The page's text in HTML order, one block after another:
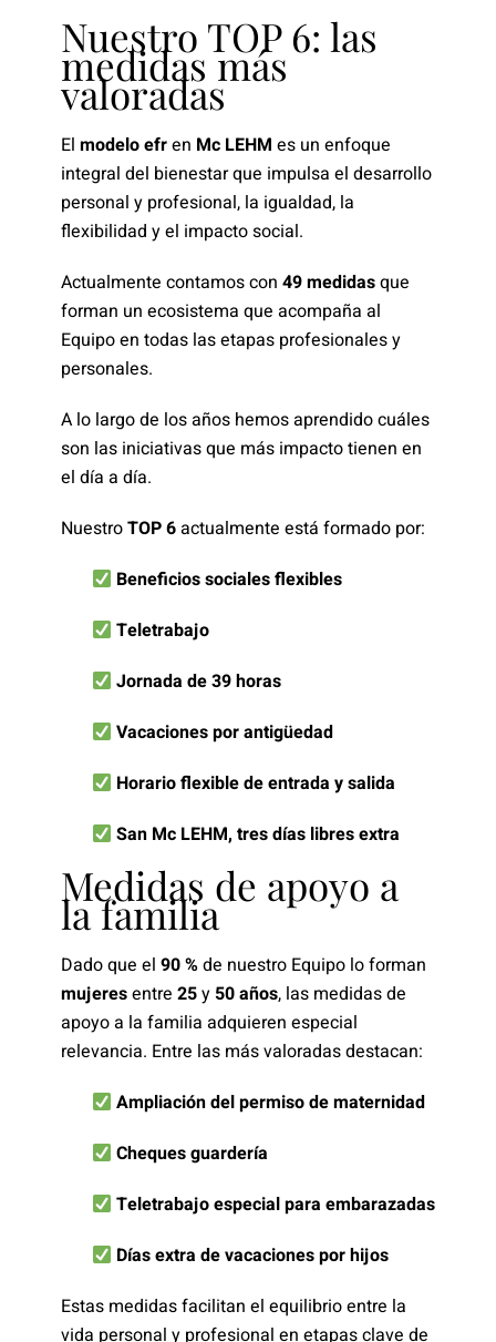
Nuestro TOP 6: las
medidas más
valoradas
El modelo efren Mc LEHM es un enfoque
integral del bienestar que impulsa el desarrollo
personal y profesional, la igualdad, la
flexibilidad y el impacto social.
Actualmente contamos con 49 medidasque
forman un ecosistema que acompaña al
Equipo en todas las etapas profesionales y
personales.
A lo largo de los años hemos aprendido cuáles
son las iniciativas que más impacto tienen en
el día a día.
NuestroTOP 6actualmente está formado por:
Beneficios sociales flexibles
Teletrabajo
Jornada de 39 horas
Vacaciones por antigüedad
Horario flexible de entrada y salida
San Mc LEHM, tres días libres extra
Medidas de apoyo a
la familia
Dado que el 90 %de nuestro Equipo lo forman
mujeresentre 25y 50 años, las medidas de
apoyo a la familia adquieren especial
relevancia. Entre las más valoradas destacan:
Ampliación del permiso de maternidad
Cheques guardería
Teletrabajo especial para embarazadas
Días extra de vacaciones por hijos
Estas medidas facilitan el equilibrio entre la
vida personal y profesional en etapas clave de